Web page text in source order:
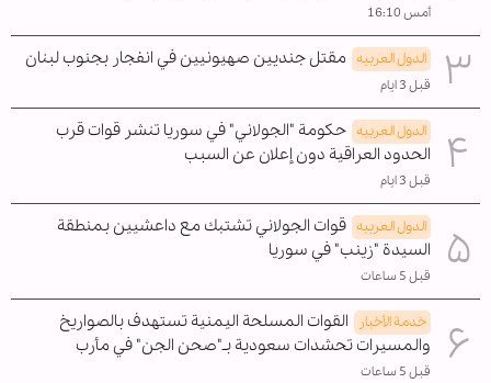
أمس 16:10
الدول العربیه مقتل جنديين صهيونيين في انفجار بجنوب لبنان
قبل 3 ايام
الدول العربیه حكومة "الجولاني" في سوريا تنشر قوات قرب
الحدود العراقية دون إعلان عن السبب
قبل 3 ايام
الدول العربیه قوات الجولاني تشتبك مع داعشيين بمنطقة
السيدة "زينب" في سوريا
قبل 5 ساعات
خدمة الأخبار
القوات المسلحة اليمنية تستهدف بالصواريخ
والمسيرات تحشدات سعودية بـ"صحن الجن" في مأرب
قبل 5 ساعات